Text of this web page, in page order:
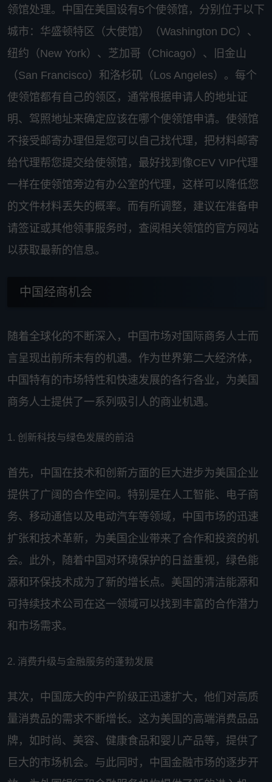
领馆处理。中国在美国设有5个使领馆，分别位于以下
城市：华盛顿特区（大使馆）（Washington DC）、
纽约（New York）、芝加哥（Chicago）、旧金山
（San Francisco）和洛杉矶（Los Angeles）。每个
使领馆都有自己的领区，通常根据申请人的地址证
明、驾照地址来确定应该在哪个使领馆申请。使领馆
不接受邮寄办理但是您可以自己找代理，把材料邮寄
给代理帮您提交给使领馆，最好找到像CEV VIP代理
一样在使领馆旁边有办公室的代理，这样可以降低您
的文件材料丢失的概率。而有所调整，建议在准备申
请签证或其他领事服务时，查阅相关领馆的官方网站
以获取最新的信息。
中国经商机会
随着全球化的不断深入，中国市场对国际商务人士而
言呈现出前所未有的机遇。作为世界第二大经济体，
中国特有的市场特性和快速发展的各行各业，为美国
商务人士提供了一系列吸引人的商业机遇。
1. 创新科技与绿色发展的前沿
首先，中国在技术和创新方面的巨大进步为美国企业
提供了广阔的合作空间。特别是在人工智能、电子商
务、移动通信以及电动汽车等领域，中国市场的迅速
扩张和技术革新，为美国企业带来了合作和投资的机
会。此外，随着中国对环境保护的日益重视，绿色能
源和环保技术成为了新的增长点。美国的清洁能源和
可持续技术公司在这一领域可以找到丰富的合作潜力
和市场需求。
2. 消费升级与金融服务的蓬勃发展
其次，中国庞大的中产阶级正迅速扩大，他们对高质
量消费品的需求不断增长。这为美国的高端消费品品
牌，如时尚、美容、健康食品和婴儿产品等，提供了
巨大的市场机会。与此同时，中国金融市场的逐步开